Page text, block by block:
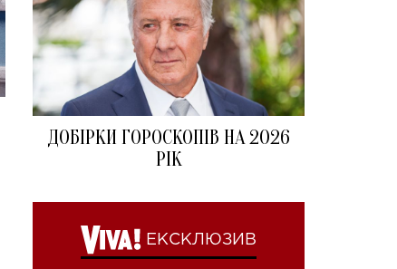
ДОБІРКИ ГОРОСКОПІВ НА 2026
РІК
ЕКСКЛЮЗИВ